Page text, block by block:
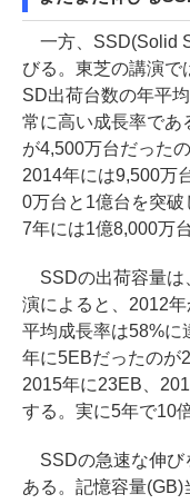
一方、SSD(Solid
びる。東芝の講演で
SD出荷台数の年平
常に高い成長率であ
が4,500万台だった
2014年には9,500万
0万台と1億台を突
7年には1億8,000万
SSDの出荷容量は
演によると、2012
平均成長率は58%に
年に5EBだったのが
2015年に23EB、
する。実に5年で10
SSDの急速な伸び
ある。記憶容量